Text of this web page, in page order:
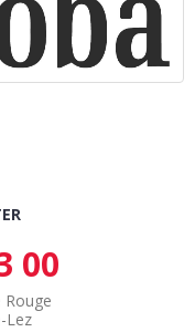
00
Rouge
Lez